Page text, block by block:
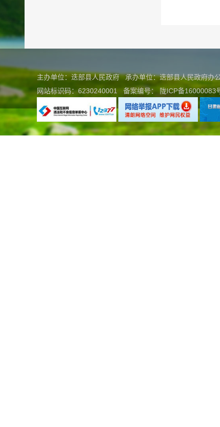
主办单位：迭部县人民政府 承办单位：迭部县人民政府
网站标识码：6230240001
备案编号： 陇ICP备16000083